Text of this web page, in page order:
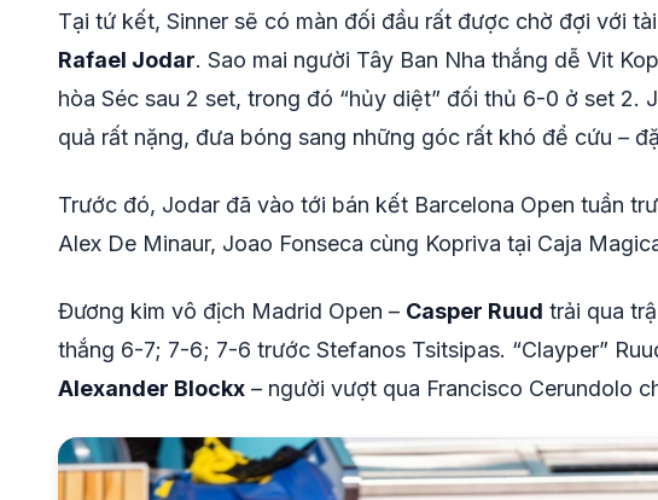
Tại tứ kết, Sinner sẽ có màn đối đầu rất được chờ đợi với
Rafael Jodar. Sao mai người Tây Ban Nha thắng dễ Vit
hòa Séc sau 2 set, trong đó “hủy diệt” đối thủ 6-0 ở set 2.
quả rất nặng, đưa bóng sang những góc rất khó để cứu –
Trước đó, Jodar đã vào tới bán kết Barcelona Open tuần
Alex De Minaur, Joao Fonseca cùng Kopriva tại Caja
Đương kim vô địch Madrid Open – Casper Ruud trải qua
thắng 6-7; 7-6; 7-6 trước Stefanos Tsitsipas. “Clayper”
Alexander Blockx – người vượt qua Francisco Cerundolo